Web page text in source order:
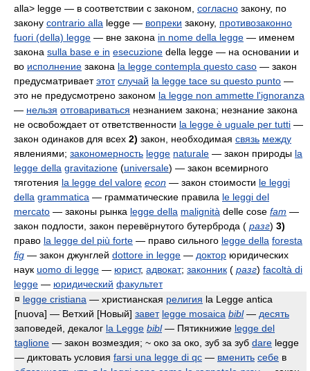
alla> legge — в соответствии с законом, согласно закону, по
закону contrario alla legge — вопреки закону, противозаконно
fuori (della) legge — вне закона in nome della legge — именем
закона sulla base e in esecuzione della legge — на основании и
во исполнение закона la legge contempla questo caso — закон
предусматриваетэтот случай la legge tace su questo punto —
это не предусмотрено законом la legge non ammette l'ignoranza
— нельзя отговариваться незнанием закона; незнание закона
не освобождает от ответственности la legge è uguale per tutti —
закон одинаков для всех 2) закон, необходимая связь между
явлениями; закономерность legge naturale — закон природы la
legge della gravitazione (universale) — закон всемирного
тяготения la legge del valore econ — закон стоимости le leggi
della grammatica — грамматические правила le leggi del
mercato — законы рынка legge della malignità delle cose fam —
закон подлости, закон перевёрнутого бутерброда ( разг) 3)
право la legge del più forte — право сильного legge della foresta
fig — закон джунглей dottore in legge — доктор юридических
наук uomo di legge — юрист, адвокат; законник ( разг) facoltà di
legge — юридический факультет
¤ legge cristiana — христианская религия la Legge antica
[nuova] — Ветхий [Новый] завет legge mosaica bibl — десять
заповедей, декалог la Legge bibl — Пятикнижие legge del
taglione — закон возмездия; ~ око за око, зуб за зуб dare legge
— диктовать условия farsi una legge di qc — вменить себе в